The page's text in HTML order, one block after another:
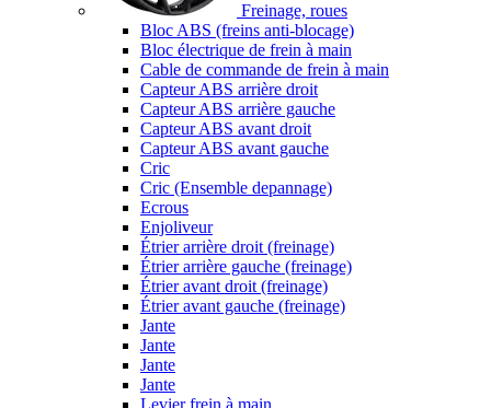
Freinage, roues
Bloc ABS (freins anti-blocage)
Bloc électrique de frein à main
Cable de commande de frein à main
Capteur ABS arrière droit
Capteur ABS arrière gauche
Capteur ABS avant droit
Capteur ABS avant gauche
Cric
Cric (Ensemble depannage)
Ecrous
Enjoliveur
Étrier arrière droit (freinage)
Étrier arrière gauche (freinage)
Étrier avant droit (freinage)
Étrier avant gauche (freinage)
Jante
Jante
Jante
Jante
Levier frein à main